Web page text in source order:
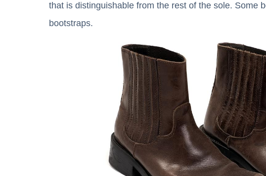
that is distinguishable from the rest of the sole. Some
bootstraps.